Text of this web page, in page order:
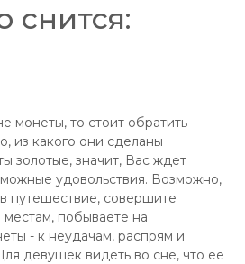
снится:
монеты, то стоит обратить
из какого они сделаны
золотые, значит, Вас ждет
удовольствия. Возможно,
путешествие, совершите
побываете на
- к неудачам, распрям и
девушек видеть во сне, что ее